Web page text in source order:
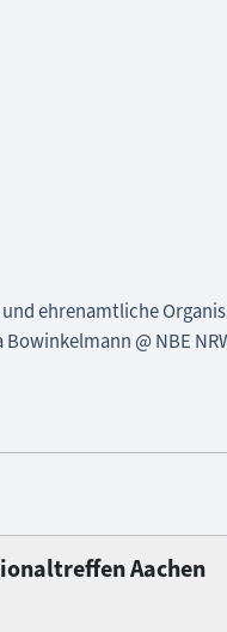
ehrenamtliche
@ NBE
Aachen